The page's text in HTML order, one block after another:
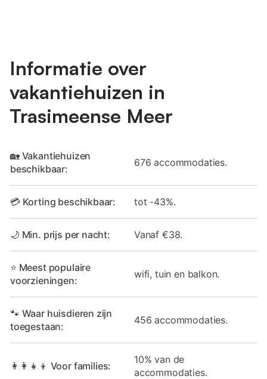
Informatie over
vakantiehuizen in
Trasimeense Meer
🏡 Vakantiehuizen
beschikbaar:
676 accommodaties.
💳 Korting beschikbaar: tot -43%.
🌙 Min. prijs per nacht: Vanaf €38.
⭐ Meest populaire
voorzieningen:
wifi, tuin en balkon.
🐾 Waar huisdieren zijn
toegestaan:
456 accommodaties.
👩‍👩‍👧‍👦 Voor families:
10% van de
accommodaties.